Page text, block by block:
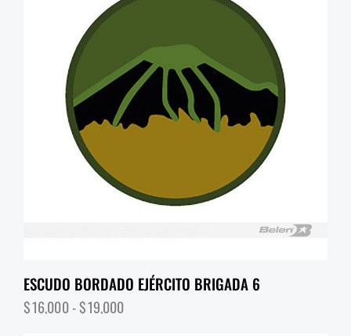
ESCUDO BORDADO EJÉRCITO BRIGADA 6
$16,000-$19,000